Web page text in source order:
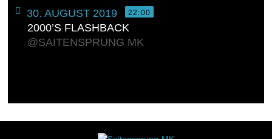
30. AUGUST 2019 22:00
2000’S FLASHBACK
@SAITENSPRUNG MK